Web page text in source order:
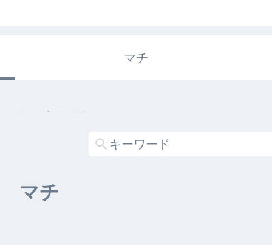
マチ
キガタリ
マチ